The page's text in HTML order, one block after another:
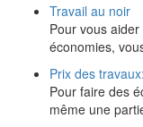
Travail au noir
Pour vous
économies,
Prix des
Pour faire des
même une